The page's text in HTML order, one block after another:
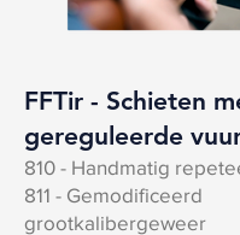
FFTir - Schieten
gereguleerde
810 - Handmatig
811 - Gemodificeerd
grootkalibergeweer